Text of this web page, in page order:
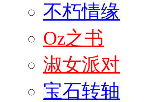
不朽情缘
Oz之书
淑女派对
宝石转轴